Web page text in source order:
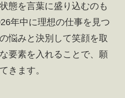
態を言葉に盛り込むのも
年中に理想の仕事を見つ
悩みと決別して笑顔を取
要素を入れることで、願
きます。